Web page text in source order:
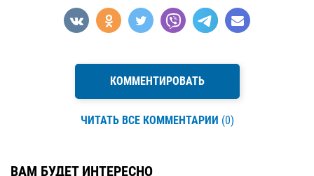
КОММЕНТИРОВАТЬ
ЧИТАТЬ ВСЕ КОММЕНТАРИИ (0)
ВАМ БУДЕТ ИНТЕРЕСНО